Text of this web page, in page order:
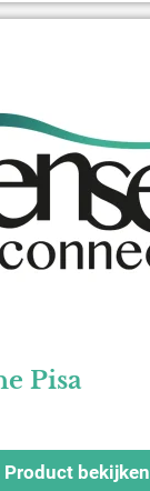
Pisa
Product bekijken